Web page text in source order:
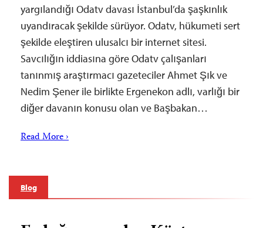
yargılandığı Odatv davası İstanbul’da şaşkınlık
uyandıracak şekilde sürüyor. Odatv, hükumeti sert
şekilde eleştiren ulusalcı bir internet sitesi.
Savcılığın iddiasına göre Odatv çalışanları
tanınmış araştırmacı gazeteciler Ahmet Şık ve
Nedim Şener ile birlikte Ergenekon adlı, varlığı bir
diğer davanın konusu olan ve Başbakan…
Read More ›
Blog